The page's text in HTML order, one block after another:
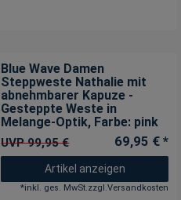
Blue Wave Damen
Steppweste Nathalie mit
abnehmbarer Kapuze -
Gesteppte Weste in
Melange-Optik, Farbe: pink
UVP 99,95 € 69,95 € *
Artikel anzeigen
*inkl. ges. MwSt.zzgl.Versandkosten